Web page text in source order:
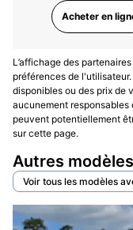
Acheter en
L’affichage des
préférences de
disponibles ou des prix de
aucunement responsables
peuvent potentiellement
sur cette page.
Autres
Voir tous les modèles